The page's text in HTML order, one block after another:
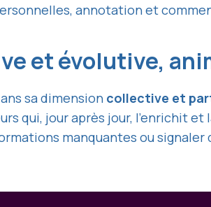
annotation et
et évolutive,
sa dimension collective et
qui, jour après jour, l’enrichit
manquantes ou